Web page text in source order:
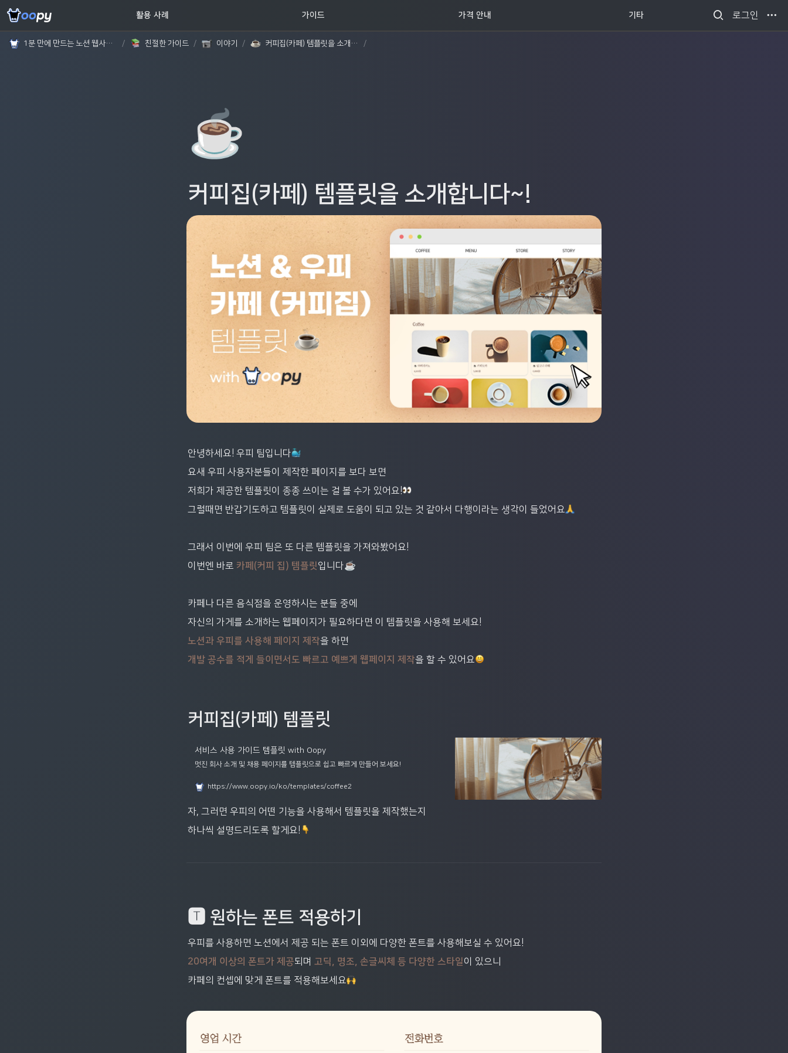
활용 사례 가이드 가격 안내 기타 로그인
1분 만에 만드는 노션 웹사이트, 우피! / 친절한 가이드 / 이야기 / 커피집(카페) 템플릿을 소개합니다~! /
고객 가이드 꿀팁 TOP5 새소식
☕
커피집(카페) 템플릿을 소개합니다~!
안녕하세요! 우피 팀입니다
요새 우피 사용자분들이 제작한 페이지를 보다 보면
저희가 제공한 템플릿이 종종 쓰이는 걸 볼 수가 있어요!
그럴때면 반갑기도하고 템플릿이 실제로 도움이 되고 있는 것 같아서 다행이라는 생각이 들었어요
그래서 이번에 우피 팀은 또 다른 템플릿을 가져와봤어요!
이번엔 바로 카페(커피 집) 템플릿입니다☕️
카페나 다른 음식점을 운영하시는 분들 중에
자신의 가게를 소개하는 웹페이지가 필요하다면 이 템플릿을 사용해 보세요!
노션과 우피를 사용해 페이지 제작을 하면
개발 공수를 적게 들이면서도 빠르고 예쁘게 웹페이지 제작을 할 수 있어요
커피집(카페) 템플릿
서비스 사용 가이드 템플릿 with Oopy
멋진 회사 소개 및 채용 페이지를 템플릿으로 쉽고 빠르게 만들어 보세요!
https://www.oopy.io/ko/templates/coffee2
자, 그러면 우피의 어떤 기능을 사용해서 템플릿을 제작했는지
하나씩 설명드리도록 할게요!
🆃 원하는 폰트 적용하기
우피를 사용하면 노션에서 제공 되는 폰트 이외에 다양한 폰트를 사용해보실 수 있어요!
20여개 이상의 폰트가 제공되며 고딕, 명조, 손글씨체 등 다양한 스타일이 있으니
카페의 컨셉에 맞게 폰트를 적용해보세요